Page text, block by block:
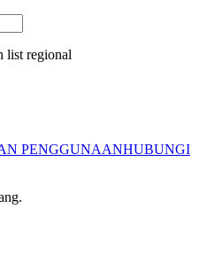
list regional
PENGGUNAANHUBUNGI